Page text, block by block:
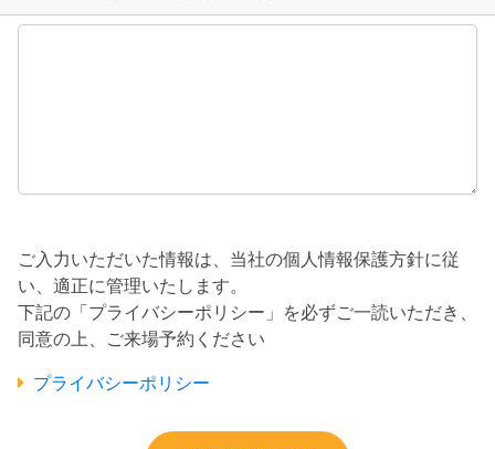
ご入力いただいた情報は、当社の個人情報保護方針に従
い、適正に管理いたします。
下記の「プライバシーポリシー」を必ずご一読いただき、
同意の上、ご来場予約ください
プライバシーポリシー